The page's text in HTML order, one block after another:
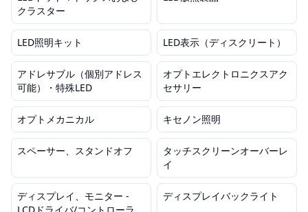
クラスター
LED照明キット LED表示（ディスクリート）
アドレサブル（個別アドレス
可能）・特殊LED
オプトエレクトロニクスアク
セサリー
オプトメカニカル キセノン照明
スペーサー、スタンドオフ
タッチスクリーンオーバーレ
イ
ディスプレイ、モニター -
ディスプレイバックライト